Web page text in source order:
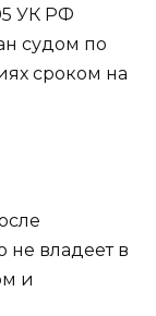
УК РФ
судом по
сроком на
не владеет в
и